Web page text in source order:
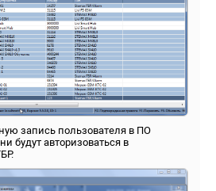
запись пользователя в ПО
будут авторизоваться в